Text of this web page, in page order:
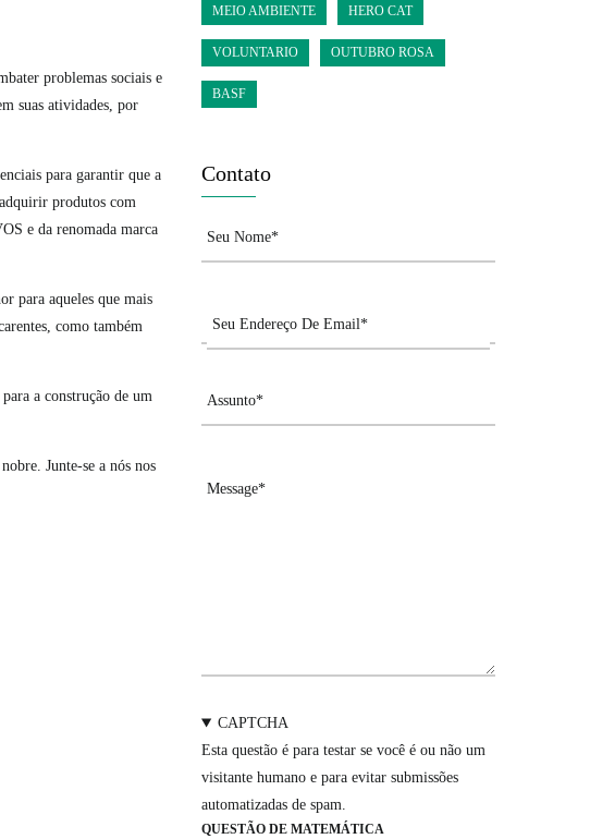
problemas sociais e
suas atividades, por
para garantir que a
produtos com
e da renomada marca
para aqueles que mais
como também
a construção de um
Junte-se a nós nos
MEIO AMBIENTE HERO CAT
VOLUNTARIO OUTUBRO ROSA
BASF
Contato
CAPTCHA
Esta questão é para testar se você é ou não um
visitante humano e para evitar submissões
automatizadas de spam.
QUESTÃO DE MATEMÁTICA